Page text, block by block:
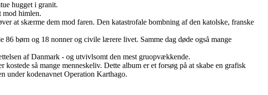
hugget i granit.
mod himlen.
at skærme dem mod faren. Den katastrofale bombning af den katolske, franske
børn og 18 nonner og civile lærere livet. Samme dag døde også mange
af Danmark - og utvivlsomt den mest gruopvækkende.
så mange menneskeliv. Dette album er et forsøg på at skabe en grafisk
under kodenavnet Operation Karthago.